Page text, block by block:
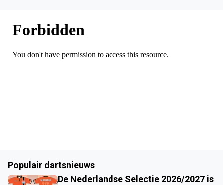
Populair dartsnieuws
De Nederlandse Selectie 2026/2027 is